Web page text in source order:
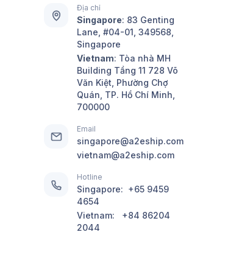
Địa chỉ
Singapore: 83 Genting
Lane, #04-01, 349568,
Singapore
Vietnam: Tòa nhà MH
Building Tầng 11 728 Võ
Văn Kiệt, Phường Chợ
Quán, TP. Hồ Chí Minh,
700000
Email
singapore@a2eship.com
vietnam@a2eship.com
Hotline
Singapore: +65 9459
4654
Vietnam: +84 86204
2044